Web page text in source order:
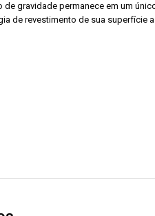
de gravidade permanece em um
de revestimento de sua